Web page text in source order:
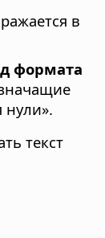
в
формата
текст